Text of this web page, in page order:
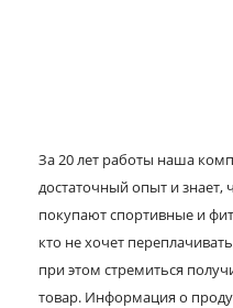
За 20 лет работы наша
достаточный опыт и знает,
покупают спортивные и
кто не хочет
при этом стремиться
товар. Информация о